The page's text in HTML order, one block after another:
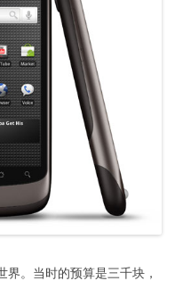
。当时的预算是三千块，